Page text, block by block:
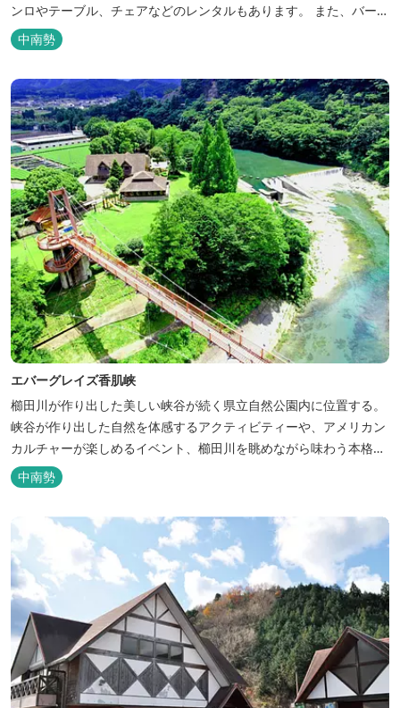
ンロやテーブル、チェアなどのレンタルもあります。 また、バーベ
キューサイトは屋根があり雨でも利用いただけます！ 皆さん、ぜひ
ご利用ください！
中南勢
エバーグレイズ香肌峡
櫛田川が作り出した美しい峡谷が続く県立自然公園内に位置する。
峡谷が作り出した自然を体感するアクティビティーや、アメリカン
カルチャーが楽しめるイベント、櫛田川を眺めながら味わう本格的
なアメリカンＢＢＱを体験することができる。 松阪の観光情報は、
松阪観光インフォメーションサイト ワクワ...
中南勢